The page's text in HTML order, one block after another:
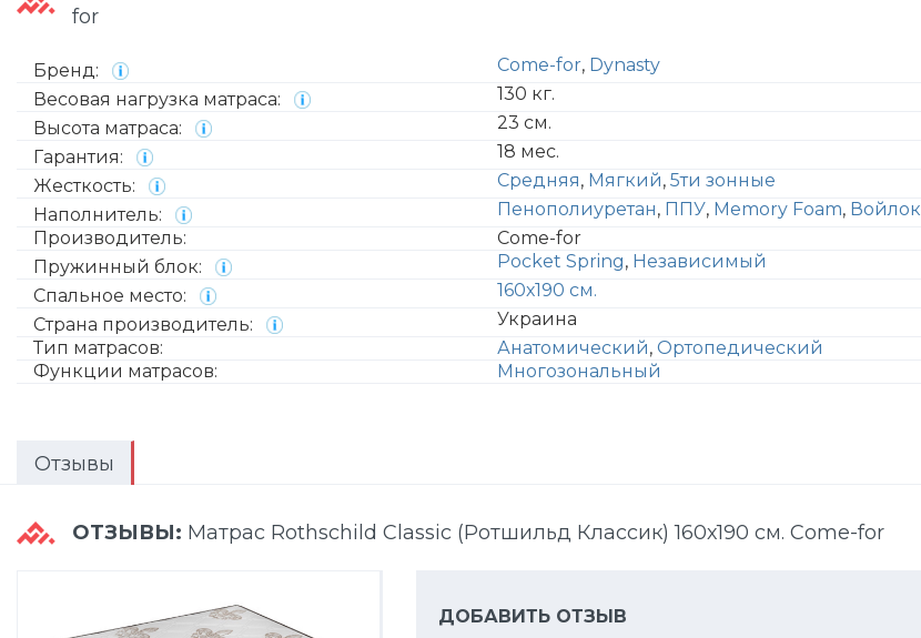
for
Бренд: Come-for, Dynasty
Весовая нагрузка матраса:
130 кг.
Высота матраса:
23 см.
Гарантия:
18 мес.
Жесткость:
Средняя, Мягкий, 5ти зонные
Наполнитель:
Пенополиуретан, ППУ, Memory Foam, Войлок
Производитель:
Come-for
Пружинный блок:
Pocket Spring, Независимый
Спальное место:
160х190 см.
Страна производитель:
Украина
Тип матрасов:
Анатомический, Ортопедический
Функции матрасов:
Многозональный
Отзывы
ОТЗЫВЫ: Матрас Rothschild Classic (Ротшильд Классик) 160х190 см. Come-for
ДОБАВИТЬ ОТЗЫВ